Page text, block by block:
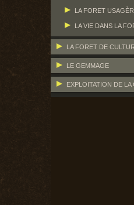
LA FORET
LA VIE DANS LA
LA FORET DE
LE GEMMAGE
EXPLOITATION DE LA